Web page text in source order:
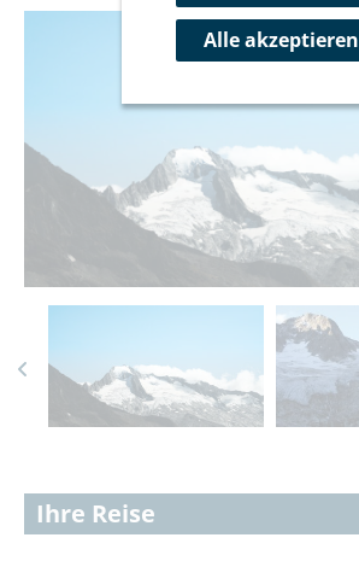
Ihre Reise
Alle akzeptieren